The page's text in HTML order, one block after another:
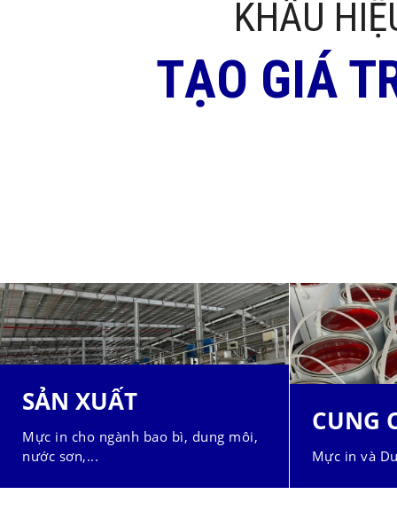
KHẨU
TẠO GIÁ
SẢN XUẤT
Mực in cho ngành bao bì, dung môi,
nước sơn,...
CUNG
Mực in và